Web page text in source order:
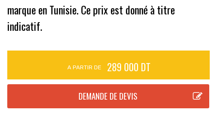
marque en Tunisie. Ce prix est donné à titre
indicatif.
A PARTIR DE 289 000 DT